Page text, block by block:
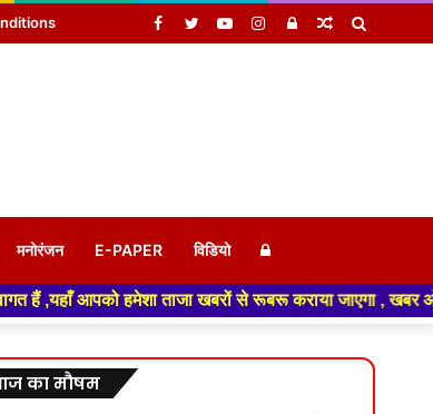
Random
Log
Instagram
YouTube
Twitter
Facebook
मनोरंजन E-PAPER विडियो Log
In
से रूबरू कराया जाएगा , खबर ओर विज्ञापन के लिए संपर्क
का मौषम